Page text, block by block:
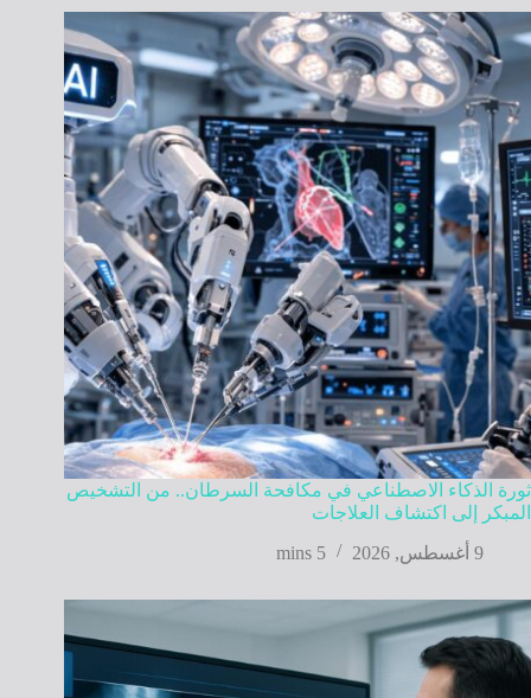
ثورة الذكاء الاصطناعي في مكافحة السرطان.. من التشخيص
المبكر إلى اكتشاف العلاجات
9 أغسطس, 2026
5 mins